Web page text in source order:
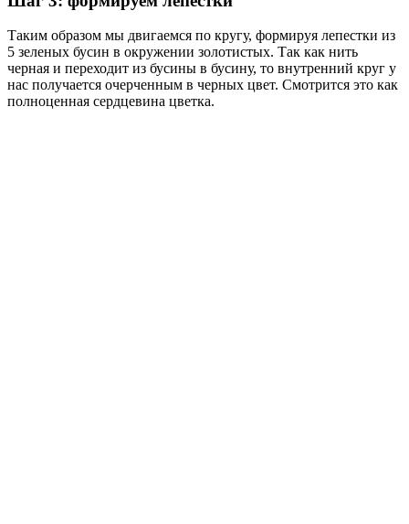
Таким образом мы двигаемся по кругу, формируя лепестки из
5 зеленых бусин в окружении золотистых. Так как нить
черная и переходит из бусины в бусину, то внутренний круг у
нас получается очерченным в черных цвет. Смотрится это как
полноценная сердцевина цветка.